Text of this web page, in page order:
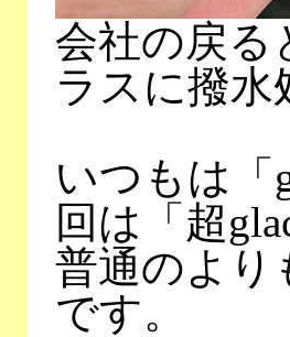
会社の戻る
ラスに撥
いつもは「
回は「超
普通のより
です。